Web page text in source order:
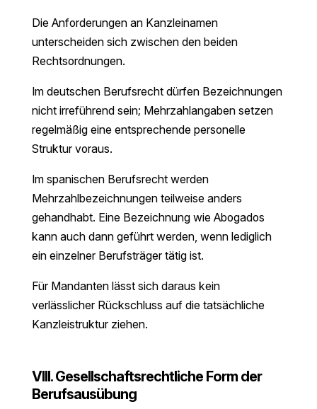
Die Anforderungen an Kanzleinamen
unterscheiden sich zwischen den beiden
Rechtsordnungen.
Im deutschen Berufsrecht dürfen Bezeichnungen
nicht irreführend sein; Mehrzahlangaben setzen
regelmäßig eine entsprechende personelle
Struktur voraus.
Im spanischen Berufsrecht werden
Mehrzahlbezeichnungen teilweise anders
gehandhabt. Eine Bezeichnung wie Abogados
kann auch dann geführt werden, wenn lediglich
ein einzelner Berufsträger tätig ist.
Für Mandanten lässt sich daraus kein
verlässlicher Rückschluss auf die tatsächliche
Kanzleistruktur ziehen.
VIII. Gesellschaftsrechtliche Form der
Berufsausübung